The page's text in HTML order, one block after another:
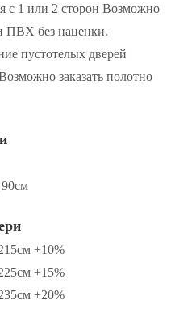
с 1 или 2 сторон Возможно
ПВХ без наценки.
пустотелых дверей
заказать полотно
+10%
+15%
+20%